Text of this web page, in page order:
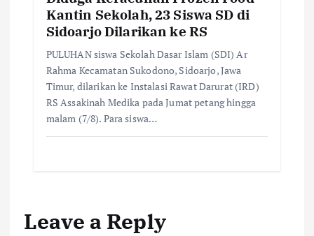
Kantin Sekolah, 23 Siswa SD di
Sidoarjo Dilarikan ke RS
PULUHAN siswa Sekolah Dasar Islam (SDI) Ar
Rahma Kecamatan Sukodono, Sidoarjo, Jawa
Timur, dilarikan ke Instalasi Rawat Darurat (IRD)
RS Assakinah Medika pada Jumat petang hingga
malam (7/8). Para siswa…
Leave a Reply